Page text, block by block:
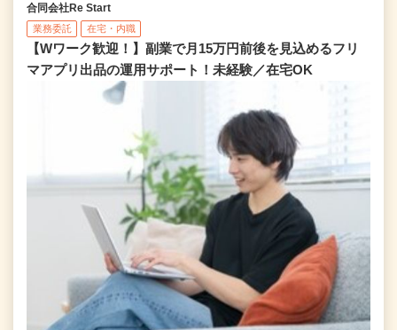
合同会社Re Start
業務委託 在宅・内職
【Wワーク歓迎！】副業で月15万円前後を見込めるフリ
マアプリ出品の運用サポート！未経験／在宅OK